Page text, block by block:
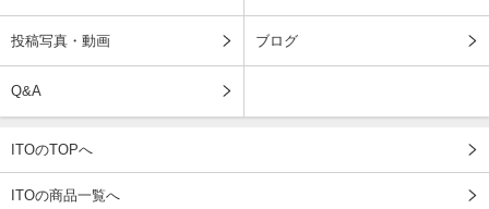
投稿写真・動画 ブログ
Q&A
ITOのTOPへ
ITOの商品一覧へ